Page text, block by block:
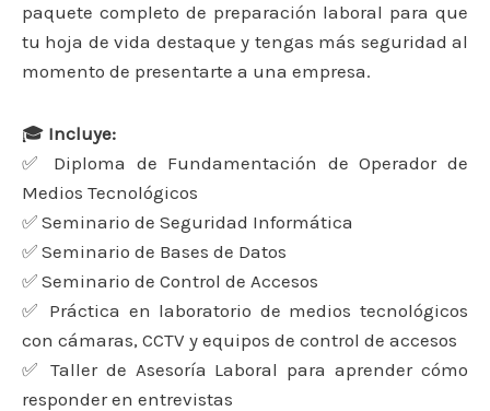
paquete completo de preparación laboral para que
tu hoja de vida destaque y tengas más seguridad al
momento de presentarte a una empresa.
🎓 Incluye:
✅ Diploma de Fundamentación de Operador de
Medios Tecnológicos
✅ Seminario de Seguridad Informática
✅ Seminario de Bases de Datos
✅ Seminario de Control de Accesos
✅ Práctica en laboratorio de medios tecnológicos
con cámaras, CCTV y equipos de control de accesos
✅ Taller de Asesoría Laboral para aprender cómo
responder en entrevistas